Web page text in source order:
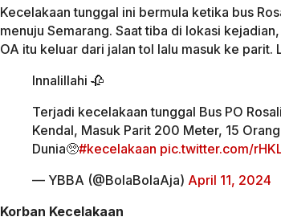
Kecelakaan tunggal ini bermula ketika bus
menuju Semarang. Saat tiba di lokasi
OA itu keluar dari jalan tol lalu masuk ke
Innalillahi 🥀
Terjadi kecelakaan tunggal Bus PO
Kendal, Masuk Parit 200 Meter, 15
Dunia🥺#kecelakaan pic.twitter.com/
— YBBA (@BolaBolaAja) April 11, 2024
Korban Kecelakaan